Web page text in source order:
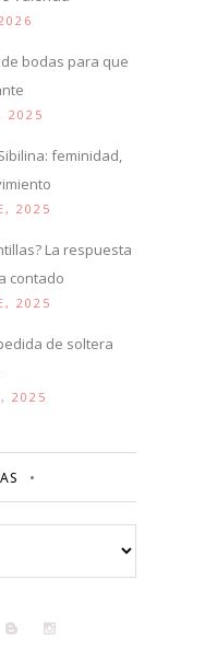
bodas para que
2025
feminidad,
2025
La respuesta
contado
2025
de soltera
2025